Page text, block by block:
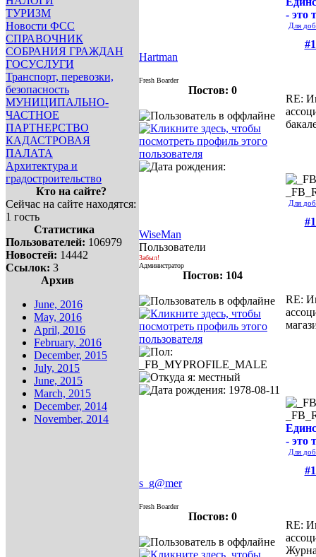
ТУРИЗМ
Новости ФСС
СПРАВОЧНИК
СОБРАНИЯ ГРАЖДАН
ГОСУСЛУГИ
Транспорт, перевозки,
безопасность
МУНИЦИПАЛЬНО-
ЧАСТНОЕ
ПАРТНЕРСТВО
КАДАСТРОВАЯ
ПАЛАТА
Архитектура и
градостроительство
Кто на сайте?
Сейчас на сайте находятся:
1 гость
Статистика
Пользователей: 106979
Новостей: 14442
Ссылок: 3
Архив
June, 2016
May, 2016
April, 2016
February, 2016
December, 2015
July, 2015
June, 2015
March, 2015
December, 2014
November, 2014
- это
Для
Hartman
Fresh Boarder
Постов: 0
RE:
Для
WiseMan
Пользователи
Забыл!
Администратор
Постов: 104
RE:
- это
Для
s_g@mer
Fresh Boarder
Постов: 0
RE: